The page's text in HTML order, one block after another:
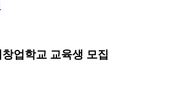
업학교 교육생 모집